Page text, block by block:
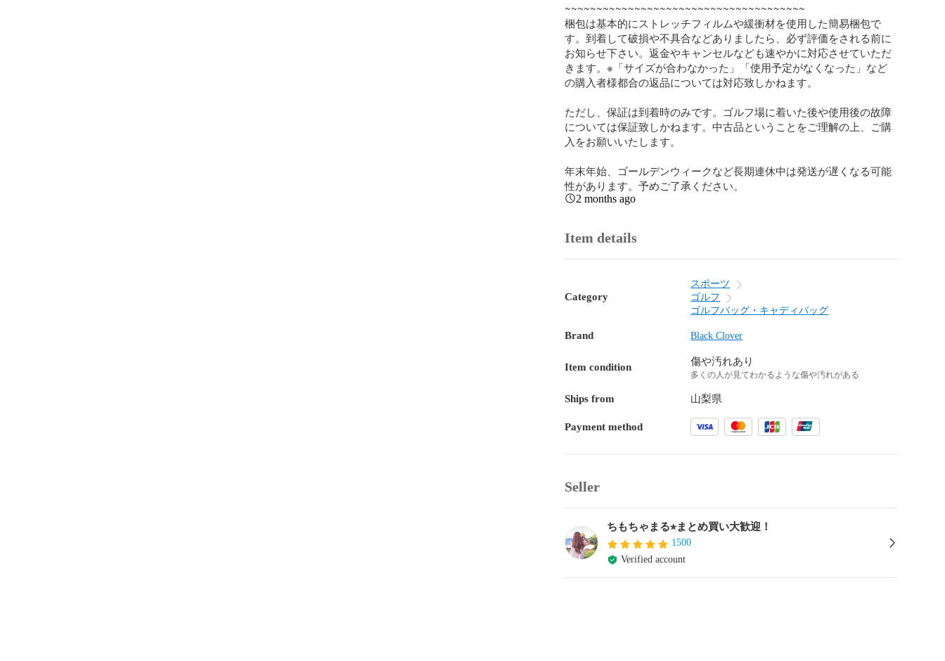
~~~~~~~~~~~~~~~~~~~~~~~~~~~~~~~~~~~~~~
梱包は基本的にストレッチフィルムや緩衝材を使用した簡易梱包で
す。到着して破損や不具合などありましたら、必ず評価をされる前に
お知らせ下さい。返金やキャンセルなども速やかに対応させていただ
きます。※「サイズが合わなかった」「使用予定がなくなった」など
の購入者様都合の返品については対応致しかねます。
ただし、保証は到着時のみです。ゴルフ場に着いた後や使用後の故障
については保証致しかねます。中古品ということをご理解の上、ご購
入をお願いいたします。
年末年始、ゴールデンウィークなど長期連休中は発送が遅くなる可能
性があります。予めご了承ください。
2 months ago
Item details
Category
スポーツ
ゴルフ
ゴルフバッグ・キャディバッグ
Brand Black Clover
Item condition 傷や汚れあり
多くの人が見てわかるような傷や汚れがある
Ships from 山梨県
Payment method
Seller
ちもちゃまる⭐︎まとめ買い大歓迎！
1500
Verified account